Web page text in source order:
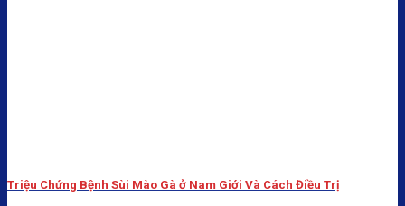
Triệu Chứng Bệnh Sùi Mào Gà ở Nam Giới Và Cách Điều Trị